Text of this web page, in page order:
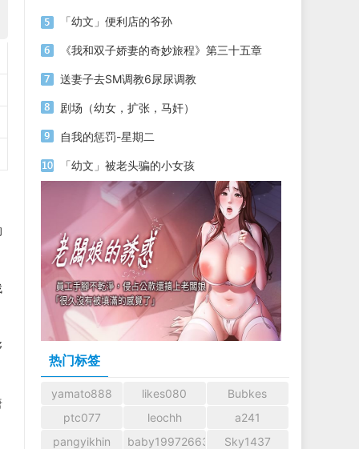
「幼文」便利店的爷孙
《我和双子娇妻的奇妙旅程》第三十五章
送妻子去SM调教6尿尿调教
剧场（幼女，扩张，马奸）
自我的惩罚-星期二
「幼文」被老头骗的小女孩
热门标签
yamato888 likes080
Bubkes
ptc077
leochh
a241
pangyikhin
baby1997266366
Sky1437